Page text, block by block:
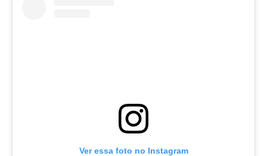
Ver essa foto no Instagram